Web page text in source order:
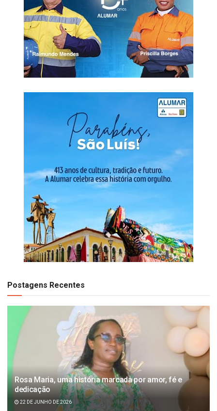
Postagens Recentes
Rosa Maria, uma história marcada por amor, fé e
dedicação
22 DE JUNHO DE 2026